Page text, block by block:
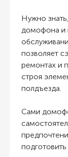
Нужно
домофона и
позволяет
ремонтах и
строя
полдъезда.
Сами